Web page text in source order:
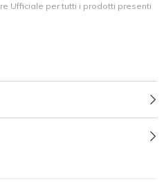
Ufficiale per tutti i prodotti presenti